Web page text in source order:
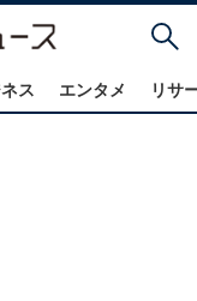
ス エンタメ リサ